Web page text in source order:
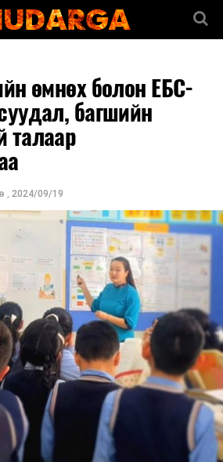
өмнөх болон ЕБС-
багшийн
талаар
, 2024/09/19